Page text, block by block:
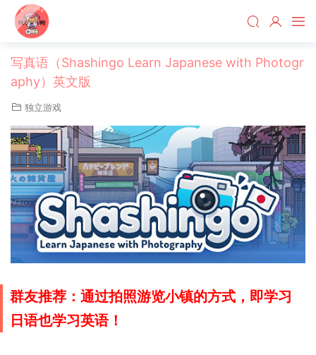
写真语（Shashingo Learn Japanese with Photogr
aphy）英文版
独立游戏
群友推荐：通过拍照游览小镇的方式，即学习
日语也学习英语！